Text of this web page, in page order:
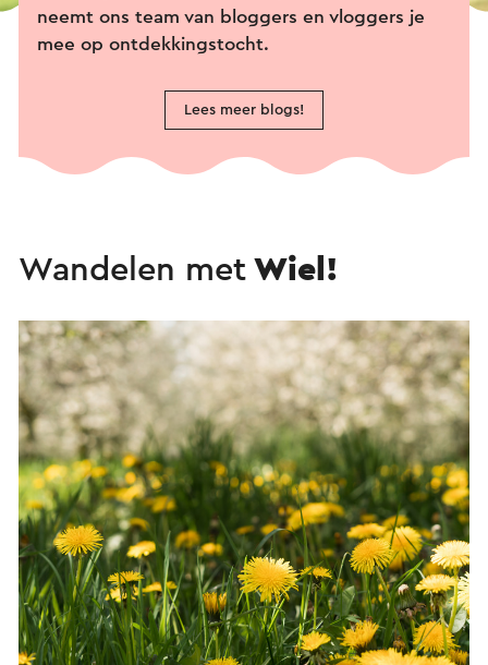
neemt ons team van bloggers en vloggers je
mee op ontdekkingstocht.
Lees meer blogs!
Wandelen met Wiel!